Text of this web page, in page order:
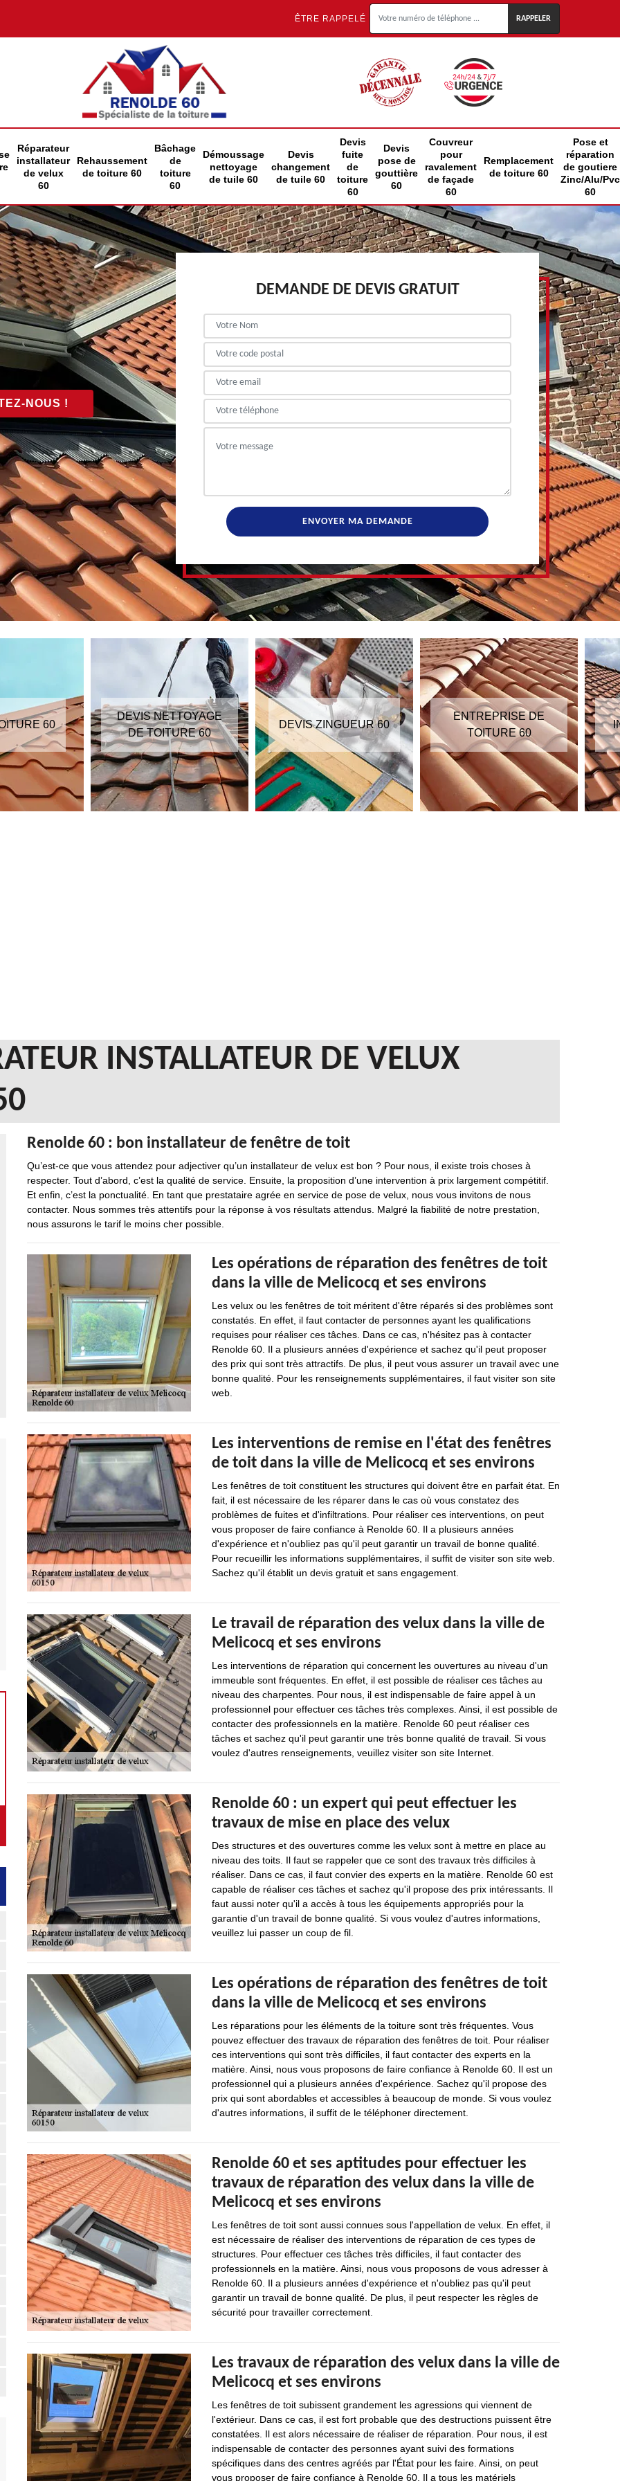
ÊTRE RAPPELÉ
Réparateur
installateur
de velux
60
Rehaussement
de toiture 60
Bâchage
de
toiture
60
Démoussage
nettoyage
de tuile 60
Devis
changement
de tuile 60
Devis
fuite
de
toiture
60
Devis
pose de
gouttière
60
Couvreur
pour
ravalement
de façade
60
Remplacement
de toiture 60
Pose et
réparation
de goutiere
Zinc/Alu/Pvc
60
NOUS !
DEMANDE DE DEVIS GRATUIT
60
DEVIS NETTOYAGE
DE TOITURE 60
DEVIS ZINGUEUR 60
ENTREPRISE DE
TOITURE 60
INSTALLATEUR DE VELUX
Renolde 60 : bon installateur de fenêtre de toit
Qu’est-ce que vous attendez pour adjectiver qu’un installateur de velux est bon ? Pour nous, il existe trois choses à
respecter. Tout d’abord, c’est la qualité de service. Ensuite, la proposition d’une intervention à prix largement compétitif.
Et enfin, c’est la ponctualité. En tant que prestataire agrée en service de pose de velux, nous vous invitons de nous
contacter. Nous sommes très attentifs pour la réponse à vos résultats attendus. Malgré la fiabilité de notre prestation,
nous assurons le tarif le moins cher possible.
Les opérations de réparation des fenêtres de toit
dans la ville de Melicocq et ses environs
Les velux ou les fenêtres de toit méritent d'être réparés si des problèmes sont
constatés. En effet, il faut contacter de personnes ayant les qualifications
requises pour réaliser ces tâches. Dans ce cas, n'hésitez pas à contacter
Renolde 60. Il a plusieurs années d'expérience et sachez qu'il peut proposer
des prix qui sont très attractifs. De plus, il peut vous assurer un travail avec une
bonne qualité. Pour les renseignements supplémentaires, il faut visiter son site
web.
Les interventions de remise en l'état des fenêtres
de toit dans la ville de Melicocq et ses environs
Les fenêtres de toit constituent les structures qui doivent être en parfait état. En
fait, il est nécessaire de les réparer dans le cas où vous constatez des
problèmes de fuites et d'infiltrations. Pour réaliser ces interventions, on peut
vous proposer de faire confiance à Renolde 60. Il a plusieurs années
d'expérience et n'oubliez pas qu'il peut garantir un travail de bonne qualité.
Pour recueillir les informations supplémentaires, il suffit de visiter son site web.
Sachez qu'il établit un devis gratuit et sans engagement.
Le travail de réparation des velux dans la ville de
Melicocq et ses environs
Les interventions de réparation qui concernent les ouvertures au niveau d'un
immeuble sont fréquentes. En effet, il est possible de réaliser ces tâches au
niveau des charpentes. Pour nous, il est indispensable de faire appel à un
professionnel pour effectuer ces tâches très complexes. Ainsi, il est possible de
contacter des professionnels en la matière. Renolde 60 peut réaliser ces
tâches et sachez qu'il peut garantir une très bonne qualité de travail. Si vous
voulez d'autres renseignements, veuillez visiter son site Internet.
Renolde 60 : un expert qui peut effectuer les
travaux de mise en place des velux
Des structures et des ouvertures comme les velux sont à mettre en place au
niveau des toits. Il faut se rappeler que ce sont des travaux très difficiles à
réaliser. Dans ce cas, il faut convier des experts en la matière. Renolde 60 est
capable de réaliser ces tâches et sachez qu'il propose des prix intéressants. Il
faut aussi noter qu'il a accès à tous les équipements appropriés pour la
garantie d'un travail de bonne qualité. Si vous voulez d'autres informations,
veuillez lui passer un coup de fil.
Les opérations de réparation des fenêtres de toit
dans la ville de Melicocq et ses environs
Les réparations pour les éléments de la toiture sont très fréquentes. Vous
pouvez effectuer des travaux de réparation des fenêtres de toit. Pour réaliser
ces interventions qui sont très difficiles, il faut contacter des experts en la
matière. Ainsi, nous vous proposons de faire confiance à Renolde 60. Il est un
professionnel qui a plusieurs années d'expérience. Sachez qu'il propose des
prix qui sont abordables et accessibles à beaucoup de monde. Si vous voulez
d'autres informations, il suffit de le téléphoner directement.
Renolde 60 et ses aptitudes pour effectuer les
travaux de réparation des velux dans la ville de
Melicocq et ses environs
Les fenêtres de toit sont aussi connues sous l'appellation de velux. En effet, il
est nécessaire de réaliser des interventions de réparation de ces types de
structures. Pour effectuer ces tâches très difficiles, il faut contacter des
professionnels en la matière. Ainsi, nous vous proposons de vous adresser à
Renolde 60. Il a plusieurs années d'expérience et n'oubliez pas qu'il peut
garantir un travail de bonne qualité. De plus, il peut respecter les règles de
sécurité pour travailler correctement.
Les travaux de réparation des velux dans la ville de
Melicocq et ses environs
Les fenêtres de toit subissent grandement les agressions qui viennent de
l'extérieur. Dans ce cas, il est fort probable que des destructions puissent être
constatées. Il est alors nécessaire de réaliser de réparation. Pour nous, il est
indispensable de contacter des personnes ayant suivi des formations
spécifiques dans des centres agréés par l'État pour les faire. Ainsi, on peut
vous proposer de faire confiance à Renolde 60. Il a tous les matériels